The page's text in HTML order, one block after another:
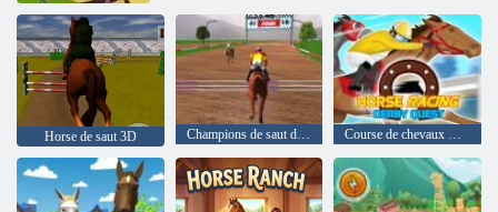
Horse de saut 3D Champions de saut d'obstacles Course de chevaux Derby Quest